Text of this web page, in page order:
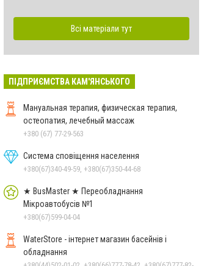
Всі матеріали тут
ПІДПРИЄМСТВА КАМ'ЯНСЬКОГО
Мануальная терапия, физическая терапия,
остеопатия, лечебный массаж
+380 (67) 77-29-563
Система сповіщення населення
+380(67)340-49-59, +380(67)350-44-68
★ BusMaster ★ Переобладнання
Мікроавтобусів №1
+380(67)599-04-04
WaterStore - інтернет магазин басейнів і
обладнання